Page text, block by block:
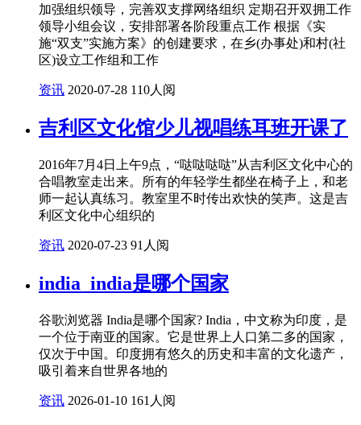
加强组织领导，完善双支撑网络组织 定期召开双拥工作
领导小组会议，安排部署各阶段重点工作 根据《实
施“双支”实施方案》的创建要求，在乡(办事处)和村(社
区)设立工作组和工作
资讯 2020-07-28 110人阅
吉利区文化馆少儿视唱练耳班开课了
2016年7月4日上午9点，“哒哒哒哒”从吉利区文化中心的
合唱教室走出来。所有的年轻学生都坐在椅子上，和老
师一起认真练习。教室里不时传出欢快的笑声。这是吉
利区文化中心组织的
资讯 2020-07-23 91人阅
india_india是哪个国家
谷歌浏览器 India是哪个国家? India，中文称为印度，是
一个位于南亚的国家。它是世界上人口第二多的国家，
仅次于中国。印度拥有悠久的历史和丰富的文化遗产，
吸引着来自世界各地的
资讯 2026-01-10 161人阅